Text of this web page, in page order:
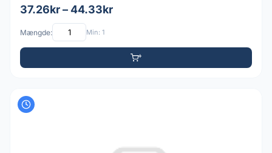
37.26kr – 44.33kr
Mængde: Min: 1